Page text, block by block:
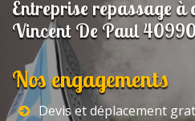
Entreprise repassage
Vincent De Paul
Nos engagements
Devis et déplacement